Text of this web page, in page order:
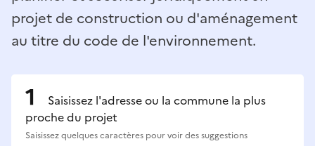
projet de construction ou d'aménagement
au titre du code de l'environnement.
Saisissez l'adresse ou la commune la plus
proche du projet
Saisissez quelques caractères pour voir des suggestions